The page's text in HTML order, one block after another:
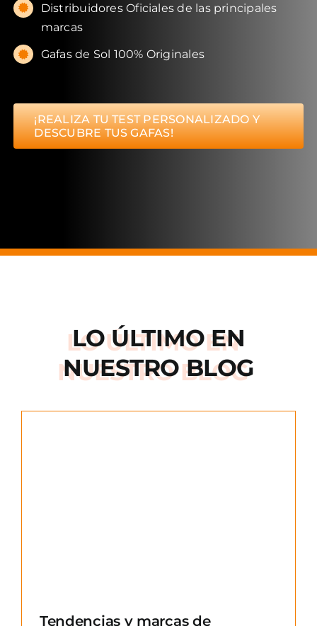
Distribuidores Oficiales de las principales
marcas
Gafas de Sol 100% Originales
¡REALIZA TU TEST PERSONALIZADO Y
DESCUBRE TUS GAFAS!
LO ÚLTIMO EN
NUESTRO BLOG
Tendencias y marcas de